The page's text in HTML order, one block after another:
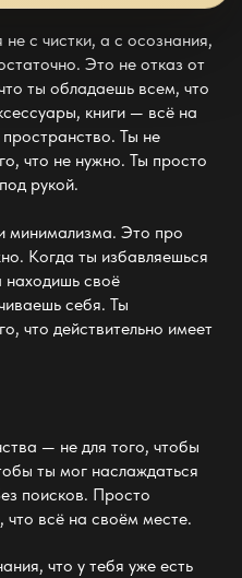
с чистки, а с осознания,
Это не отказ от
ты обладаешь всем, что
книги — всё на
Ты не
что не нужно. Ты просто
рукой.
минимализма. Это про
Когда ты избавляешься
находишь своё
себя. Ты
что действительно имеет
— не для того, чтобы
ты мог наслаждаться
поисков. Просто
всё на своём месте.
что у тебя уже есть